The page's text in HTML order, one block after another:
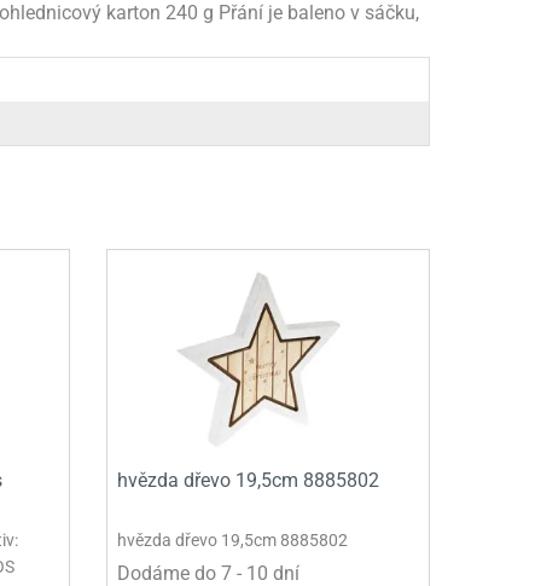
karton 240 g Přání je baleno v sáčku,
hvězda dřevo 19,5cm 8885802
hvězda dřevo 19,5cm 8885802
Dodáme do 7 - 10 dní